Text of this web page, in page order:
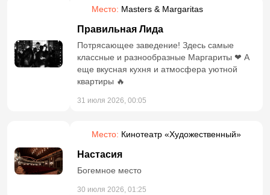
Место: Masters & Margaritas
Правильная Лида
Потрясающее заведение! Здесь самые
классные и разнообразные Маргариты ❤ А
еще вкусная кухня и атмосфера уютной
квартиры 🔥
31 июля 2026, 00:05
Место: Кинотеатр «Художественный»
Настасия
Богемное место
30 июля 2026, 01:25